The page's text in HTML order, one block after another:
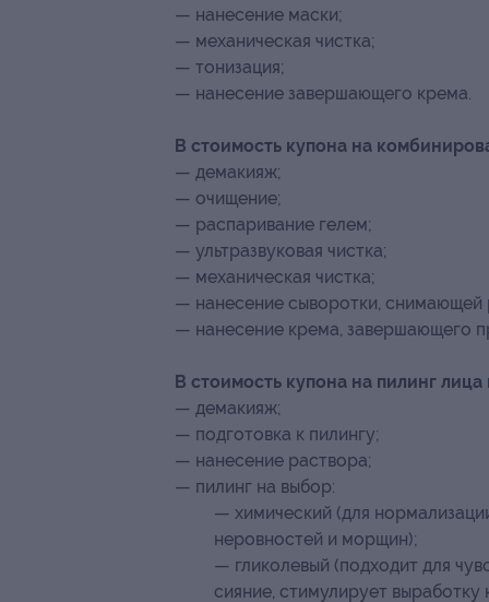
— нанесение маски;
— механическая чистка;
— тонизация;
— нанесение завершающего крема.
В стоимость купона на
— демакияж;
— очищение;
— распаривание гелем;
— ультразвуковая чистка;
— механическая чистка;
— нанесение сыворотки, снимающей
— нанесение крема, завершающего
В стоимость купона на пилинг лица
— демакияж;
— подготовка к пилингу;
— нанесение раствора;
— пилинг на выбор:
— химический (для
неровностей и морщин);
— гликолевый (подходит для
сияние, стимулирует